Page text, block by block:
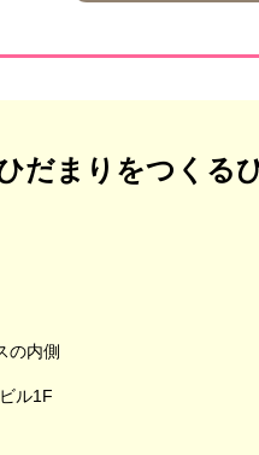
まりをつくる
の内側
ル1F